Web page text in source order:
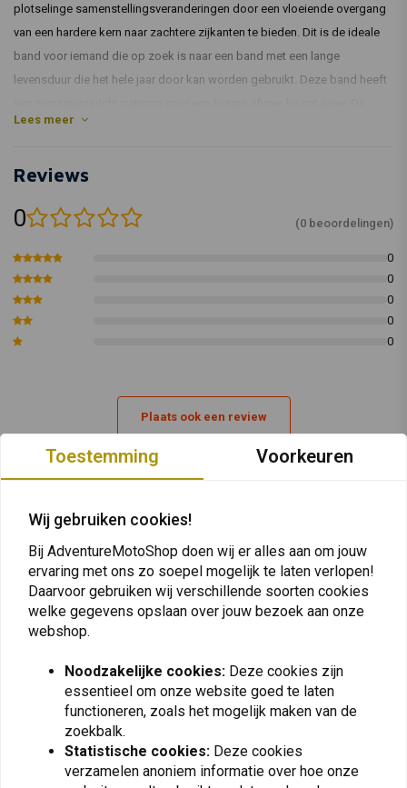
plotselinge samenstellingsveranderingen door een vloeiende overgang
van een hardere kern naar zachtere zijkanten te bieden. Dit is de ideale
band voor iemand die op zoek is naar een band met een lange
levensduur die het hele jaar door kan worden gebruikt. Deze band heeft
samenstelling is ontworpen voor grip op nat wegdek en de
inlooptijden van de banden. Het midden van deze band is steviger,
Artikelcode: 03 0244499
Lees meer
Reviews
0 (0 beoordelingen)
0
0
0
0
0
Plaats ook een review
BRIDGESTONE
Battlax 130/80 | 17 Ax41
€227,20
150/70 | R17 Trailmax
Meridian
Toestemming Voorkeuren
Wij gebruiken cookies!
Bij AdventureMotoShop doen wij er alles aan om jouw
ervaring met ons zo soepel mogelijk te laten verlopen!
Daarvoor gebruiken wij verschillende soorten cookies
welke gegevens opslaan over jouw bezoek aan onze
webshop.
Noodzakelijke cookies: Deze cookies zijn
essentieel om onze website goed te laten
functioneren, zoals het mogelijk maken van de
zoekbalk.
Statistische cookies: Deze cookies
verzamelen anoniem informatie over hoe onze